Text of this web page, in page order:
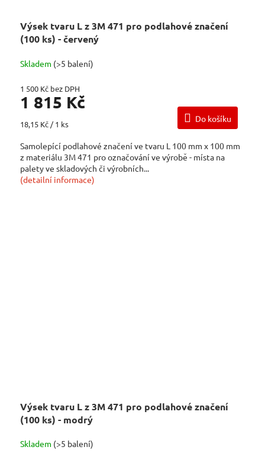
Výsek tvaru L z 3M 471 pro podlahové značení
(100 ks) - červený
Skladem (>5 balení)
1 500 Kč bez DPH
1 815 Kč
Měrná
18,15 Kč / 1 ks
Do košíku
Samolepící podlahové značení ve tvaru L 100 mm x 100 mm
z materiálu 3M 471 pro označování ve výrobě - místa na
palety ve skladových či výrobních...
(detailní informace)
Výsek tvaru L z 3M 471 pro podlahové značení
(100 ks) - modrý
Skladem (>5 balení)